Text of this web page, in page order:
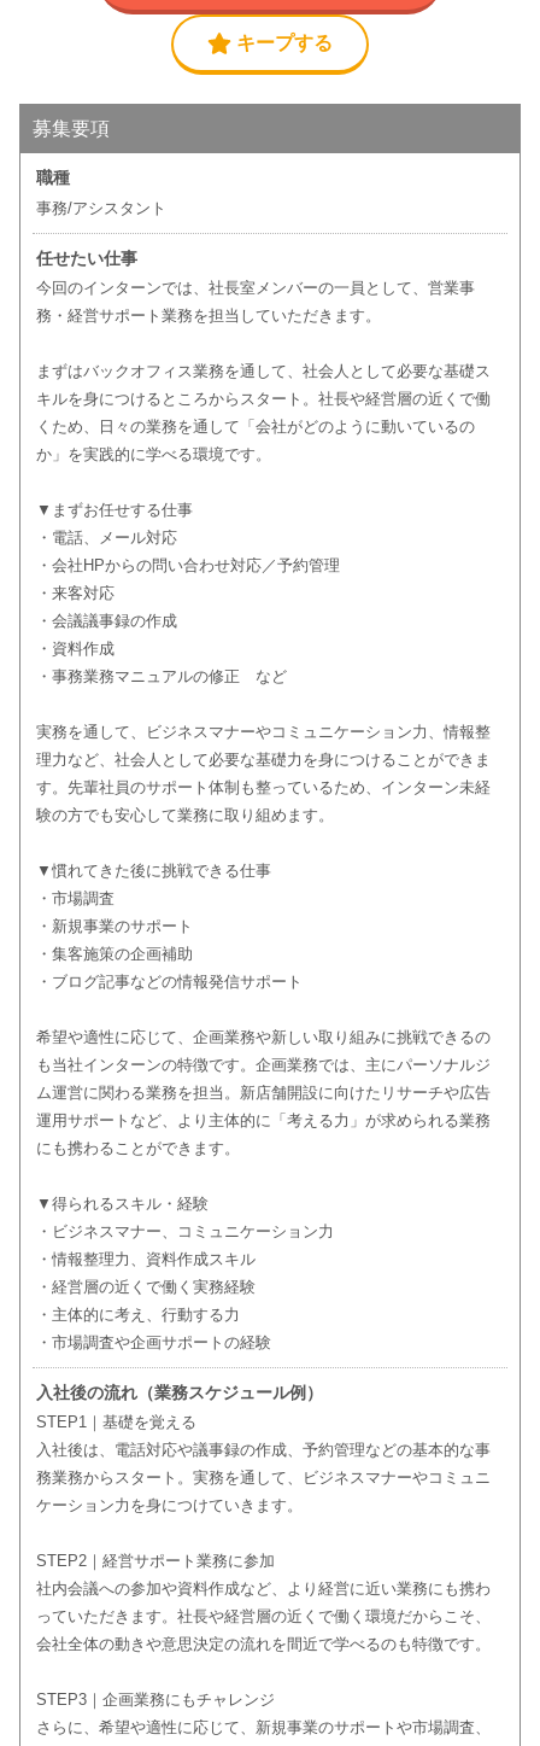
キープする
募集要項
職種
事務/アシスタント
任せたい仕事
今回のインターンでは、社長室メンバーの一員として、営業事
務・経営サポート業務を担当していただきます。
まずはバックオフィス業務を通して、社会人として必要な基礎ス
キルを身につけるところからスタート。社長や経営層の近くで働
くため、日々の業務を通して「会社がどのように動いているの
か」を実践的に学べる環境です。
▼まずお任せする仕事
・電話、メール対応
・会社HPからの問い合わせ対応／予約管理
・来客対応
・会議議事録の作成
・資料作成
・事務業務マニュアルの修正 など
実務を通して、ビジネスマナーやコミュニケーション力、情報整
理力など、社会人として必要な基礎力を身につけることができま
す。先輩社員のサポート体制も整っているため、インターン未経
験の方でも安心して業務に取り組めます。
▼慣れてきた後に挑戦できる仕事
・市場調査
・新規事業のサポート
・集客施策の企画補助
・ブログ記事などの情報発信サポート
希望や適性に応じて、企画業務や新しい取り組みに挑戦できるの
も当社インターンの特徴です。企画業務では、主にパーソナルジ
ム運営に関わる業務を担当。新店舗開設に向けたリサーチや広告
運用サポートなど、より主体的に「考える力」が求められる業務
にも携わることができます。
▼得られるスキル・経験
・ビジネスマナー、コミュニケーション力
・情報整理力、資料作成スキル
・経営層の近くで働く実務経験
・主体的に考え、行動する力
・市場調査や企画サポートの経験
入社後の流れ（業務スケジュール例）
STEP1｜基礎を覚える
入社後は、電話対応や議事録の作成、予約管理などの基本的な事
務業務からスタート。実務を通して、ビジネスマナーやコミュニ
ケーション力を身につけていきます。
STEP2｜経営サポート業務に参加
社内会議への参加や資料作成など、より経営に近い業務にも携わ
っていただきます。社長や経営層の近くで働く環境だからこそ、
会社全体の動きや意思決定の流れを間近で学べるのも特徴です。
STEP3｜企画業務にもチャレンジ
さらに、希望や適性に応じて、新規事業のサポートや市場調査、